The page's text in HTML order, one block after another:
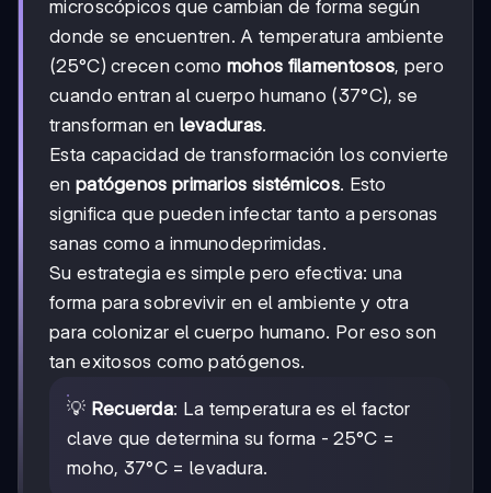
microscópicos que cambian de forma según
donde se encuentren. A temperatura ambiente
(25°C) crecen como mohos filamentosos, pero
cuando entran al cuerpo humano (37°C), se
transforman en levaduras.
Esta capacidad de transformación los convierte
en patógenos primarios sistémicos. Esto
significa que pueden infectar tanto a personas
sanas como a inmunodeprimidas.
Su estrategia es simple pero efectiva: una
forma para sobrevivir en el ambiente y otra
para colonizar el cuerpo humano. Por eso son
tan exitosos como patógenos.
💡 Recuerda: La temperatura es el factor
clave que determina su forma - 25°C =
moho, 37°C = levadura.